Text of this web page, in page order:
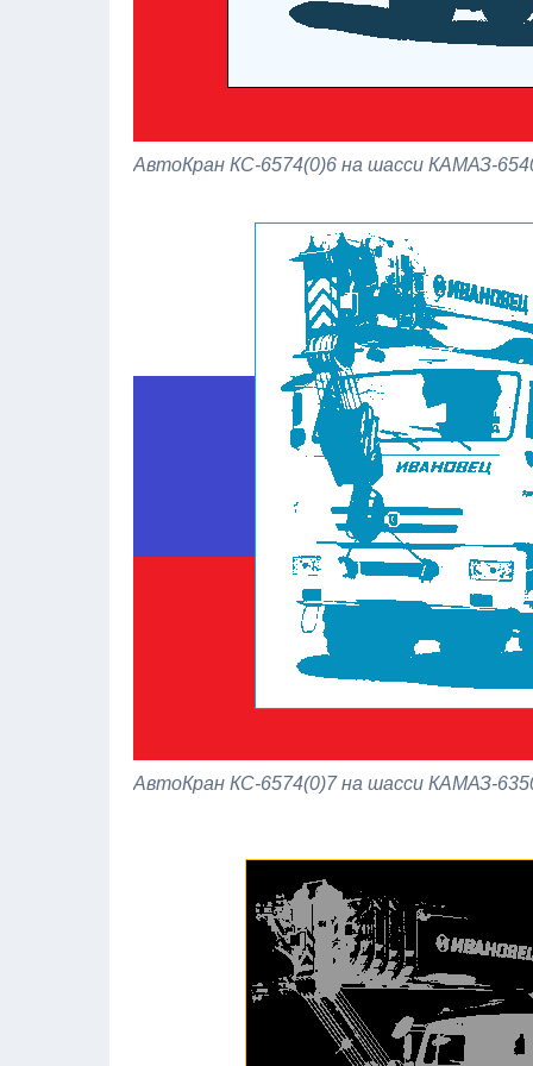
АвтоКран КС-6574(0)6 на шасси КАМАЗ-
АвтоКран КС-6574(0)7 на шасси КАМАЗ-